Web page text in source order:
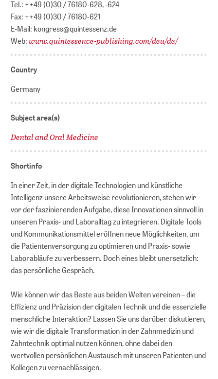
Tel.: ++49 (0)30 / 76180-628, -624
Fax: ++49 (0)30 / 76180-621
E-Mail: kongress@quintessenz.de
Web:www.quintessence-publishing.com/deu/de/
Country
Germany
Subject area(s)
Dental and Oral Medicine
Shortinfo
In einer Zeit, in der digitale Technologien und künstliche
Intelligenz unsere Arbeitsweise revolutionieren, stehen wir
vor der faszinierenden Aufgabe, diese Innovationen sinnvoll in
unseren Praxis- und Laboralltag zu integrieren. Digitale Tools
und Kommunikationsmittel eröffnen neue Möglichkeiten, um
die Patientenversorgung zu optimieren und Praxis- sowie
Laborabläufe zu verbessern. Doch eines bleibt unersetzlich:
das persönliche Gespräch.
Wie können wir das Beste aus beiden Welten vereinen – die
Effizienz und Präzision der digitalen Technik und die essenzielle
menschliche Interaktion? Lassen Sie uns darüber diskutieren,
wie wir die digitale Transformation in der Zahnmedizin und
Zahntechnik optimal nutzen können, ohne dabei den
wertvollen persönlichen Austausch mit unseren Patienten und
Kollegen zu vernachlässigen.